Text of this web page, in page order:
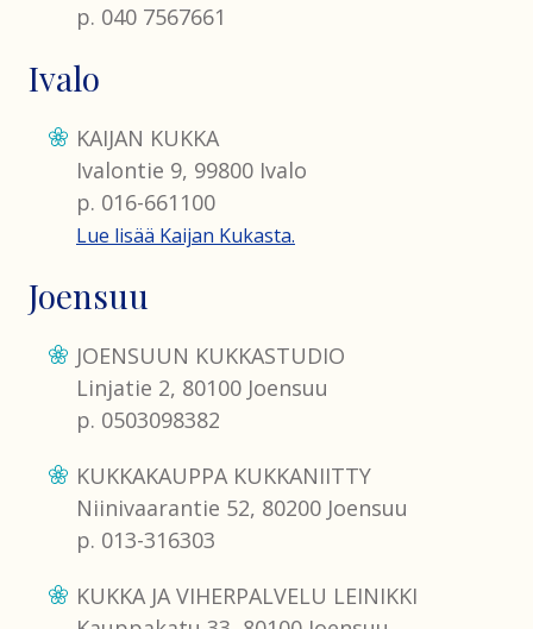
p. 040 7567661
Ivalo
KAIJAN KUKKA
Ivalontie 9, 99800 Ivalo
p. 016-661100
Lue lisää Kaijan Kukasta.
Joensuu
JOENSUUN KUKKASTUDIO
Linjatie 2, 80100 Joensuu
p. 0503098382
KUKKAKAUPPA KUKKANIITTY
Niinivaarantie 52, 80200 Joensuu
p. 013-316303
KUKKA JA VIHERPALVELU LEINIKKI